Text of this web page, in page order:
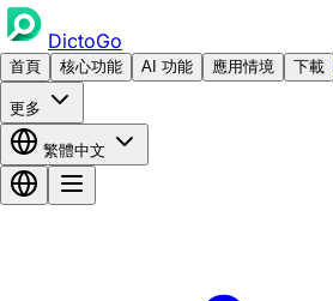
DictoGo
首頁 核心功能 AI 功能 應用情境 下載
更多
繁體中文